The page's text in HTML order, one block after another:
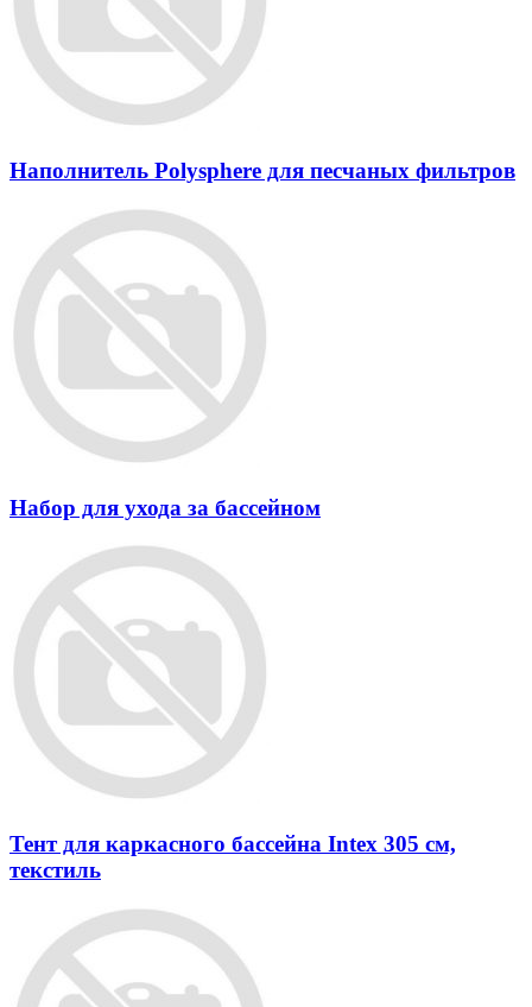
Наполнитель Polysphere для песчаных фильтров
Набор для ухода за бассейном
Тент для каркасного бассейна Intex 305 см,
текстиль